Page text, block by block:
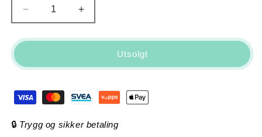
antallet
for
2
Gen
(Matte
Øk
antallet
for
Gen
(Matte
Utsolgt
🔒 Trygg og sikker betaling